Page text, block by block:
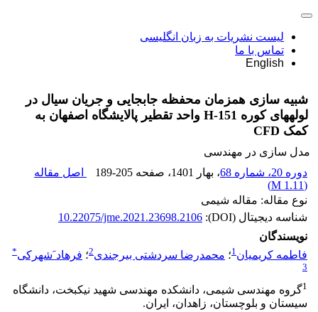
لیست نشریات به زبان انگلیسی
تماس با ما
English
شبیه سازی همزمان محفظه جابجایی و جریان سیال در
لولههای کوره H-151 واحد تقطیر پالایشگاه اصفهان به
کمک CFD
مدل سازی در مهندسی
دوره 20، شماره 68
، بهار 1401 ، صفحه 189-205
اصل مقاله
(
1.11 M
)
نوع مقاله: مقاله شیمی
شناسه دیجیتال (DOI):
10.22075/jme.2021.23698.2106
نویسندگان
فاطمه کریمیان1؛ محمدرضا سردشتی بیرجندی2؛ فرهاد َشهرکی*
3
1گروه مهندسی شیمی، دانشکده مهندسی شهید نیکبخت، دانشگاه
سیستان و بلوچستان، زاهدان، ایران.